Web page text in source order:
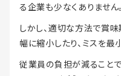
る企業も少なくありません。
しかし、適切な方法で賞
幅に縮小したり、ミスを最
従業員の負担が減ること